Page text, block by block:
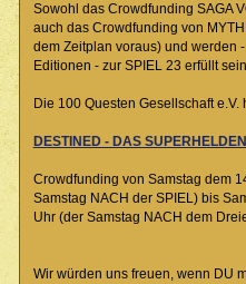
Sowohl das Crowdfunding SAGA
auch das Crowdfunding von
dem Zeitplan voraus) und werden
Editionen - zur SPIEL 23 erfüllt
Die 100 Questen Gesellschaft
DESTINED - DAS
Crowdfunding von Samstag dem
Samstag NACH der SPIEL) bis
Uhr (der Samstag NACH dem
Wir würden uns freuen, wenn DU